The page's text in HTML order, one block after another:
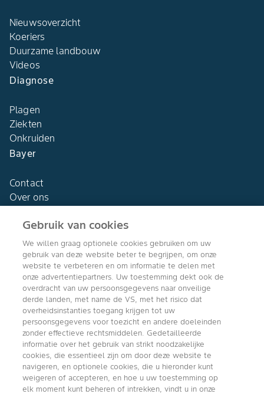
Nieuwsoverzicht
Koeriers
Duurzame landbouw
Videos
Diagnose
Plagen
Ziekten
Onkruiden
Bayer
Contact
Over ons
Agro Bayer
Nederland
Volg ons
Gebruik van cookies
We willen graag optionele cookies gebruiken om uw
gebruik van deze website beter te begrijpen, om onze
website te verbeteren en om informatie te delen met
onze advertentiepartners. Uw toestemming dekt ook de
overdracht van uw persoonsgegevens naar onveilige
derde landen, met name de VS, met het risico dat
overheidsinstanties toegang krijgen tot uw
persoonsgegevens voor toezicht en andere doeleinden
zonder effectieve rechtsmiddelen. Gedetailleerde
informatie over het gebruik van strikt noodzakelijke
cookies, die essentieel zijn om door deze website te
navigeren, en optionele cookies, die u hieronder kunt
weigeren of accepteren, en hoe u uw toestemming op
elk moment kunt beheren of intrekken, vindt u in onze